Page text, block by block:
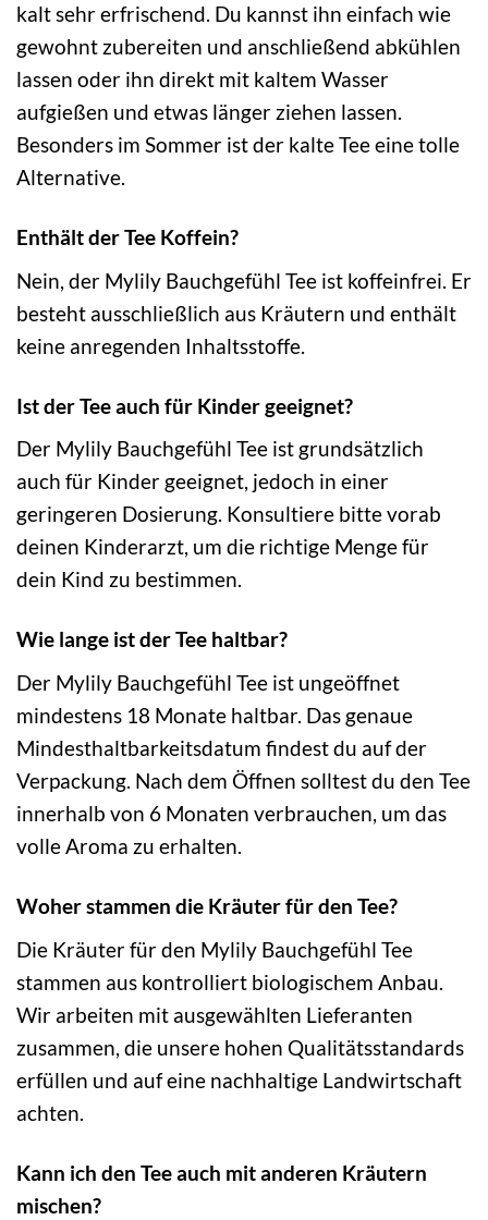
kalt sehr erfrischend. Du kannst ihn einfach wie
gewohnt zubereiten und anschließend abkühlen
lassen oder ihn direkt mit kaltem Wasser
aufgießen und etwas länger ziehen lassen.
Besonders im Sommer ist der kalte Tee eine tolle
Alternative.
Enthält der Tee Koffein?
Nein, der Mylily Bauchgefühl Tee ist koffeinfrei. Er
besteht ausschließlich aus Kräutern und enthält
keine anregenden Inhaltsstoffe.
Ist der Tee auch für Kinder geeignet?
Der Mylily Bauchgefühl Tee ist grundsätzlich
auch für Kinder geeignet, jedoch in einer
geringeren Dosierung. Konsultiere bitte vorab
deinen Kinderarzt, um die richtige Menge für
dein Kind zu bestimmen.
Wie lange ist der Tee haltbar?
Der Mylily Bauchgefühl Tee ist ungeöffnet
mindestens 18 Monate haltbar. Das genaue
Mindesthaltbarkeitsdatum findest du auf der
Verpackung. Nach dem Öffnen solltest du den Tee
innerhalb von 6 Monaten verbrauchen, um das
volle Aroma zu erhalten.
Woher stammen die Kräuter für den Tee?
Die Kräuter für den Mylily Bauchgefühl Tee
stammen aus kontrolliert biologischem Anbau.
Wir arbeiten mit ausgewählten Lieferanten
zusammen, die unsere hohen Qualitätsstandards
erfüllen und auf eine nachhaltige Landwirtschaft
achten.
Kann ich den Tee auch mit anderen Kräutern
mischen?